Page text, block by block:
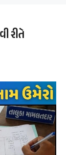
રીતે